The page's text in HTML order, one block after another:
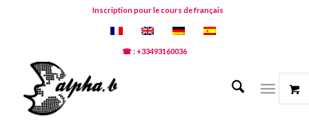
Inscription pour le cours de français
☎ : +33493160036